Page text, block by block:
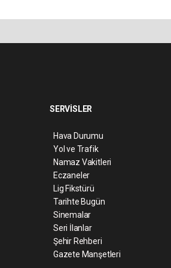
SERVİSLER
Hava Durumu
Yol ve Trafik
Namaz Vakitleri
Eczaneler
Lig Fikstürü
Tarihte Bugün
Sinemalar
Seri İlanlar
Şehir Rehberi
Gazete Manşetleri